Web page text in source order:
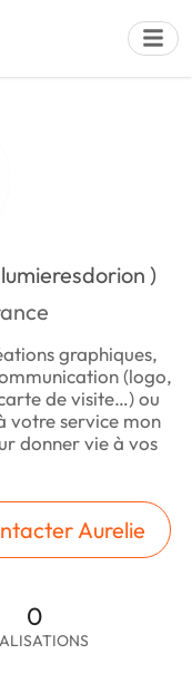
)
graphiques,
(logo,
de visite…) ou
votre service mon
donner vie à vos
Aurelie
0